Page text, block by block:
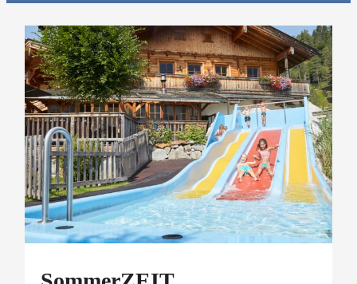
Angebotsdetails für SommerZEIT